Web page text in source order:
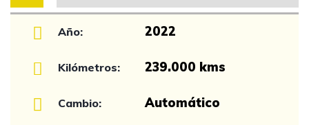
Año: 2022
Kilómetros: 239.000 kms
Cambio: Automático